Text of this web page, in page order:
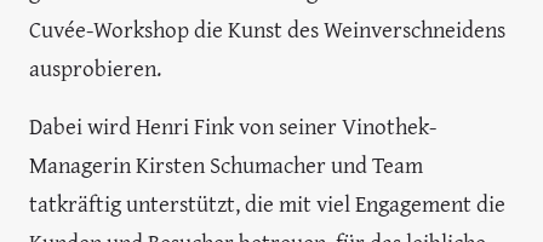
Cuvée-Workshop die Kunst des Weinverschneidens
ausprobieren.
Dabei wird Henri Fink von seiner Vinothek-
Managerin Kirsten Schumacher und Team
tatkräftig unterstützt, die mit viel Engagement die